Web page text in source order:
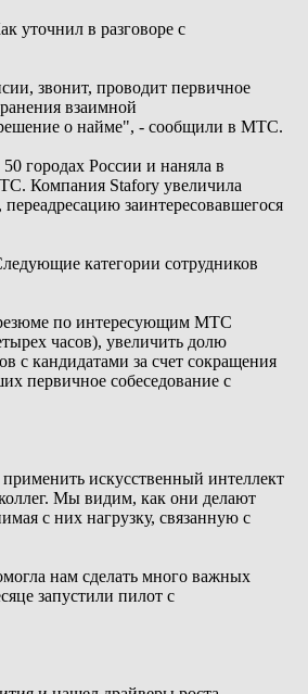
уточнил в разговоре с
звонит, проводит первичное
взаимной
решение о найме", - сообщили в МТС.
городах России и наняла в
Компания Stafory увеличила
заинтересовавшегося
категории сотрудников
резюме по интересующим МТС
часов), увеличить долю
с кандидатами за счет сокращения
первичное собеседование с
искусственный интеллект
Мы видим, как они делают
с них нагрузку, связанную с
нам сделать много важных
запустили пилот с